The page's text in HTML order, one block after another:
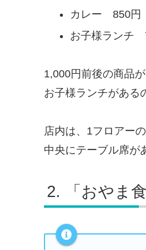
カレー 850円
お子様ランチ
1,000円前後の商品が
お子様ランチがある
店内は、1フロアー
中央にテーブル席が
「おやま